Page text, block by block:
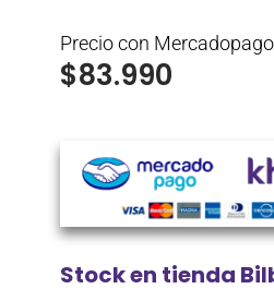
Precio con Mercadopago
$83.990
Stock en tienda